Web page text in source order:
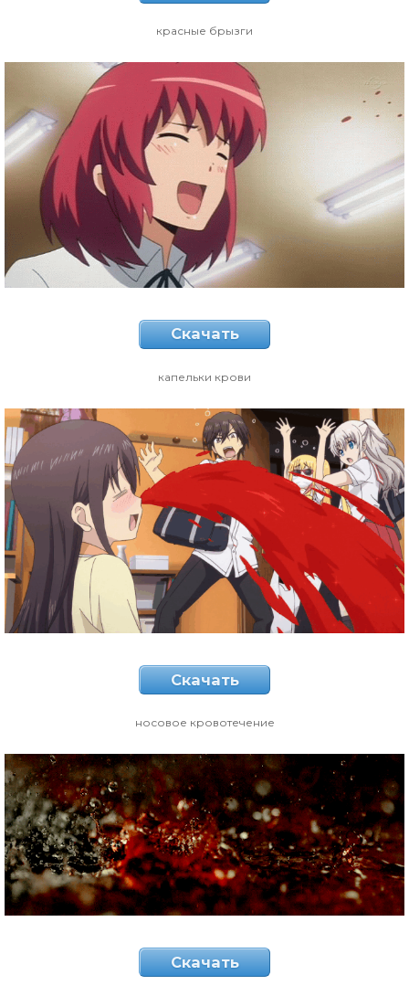
красные брызги
Скачать
капельки крови
Скачать
носовое кровотечение
Скачать